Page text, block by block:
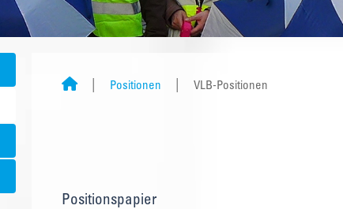
Positionen VLB-Positionen
Positionspapier